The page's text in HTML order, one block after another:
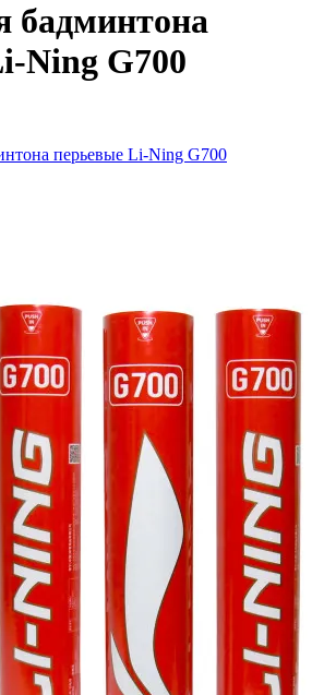
бадминтона
Ning G700
перьевые Li-Ning G700